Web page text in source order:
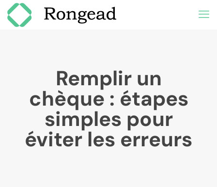
Remplir un
chèque : étapes
simples pour
éviter les erreurs